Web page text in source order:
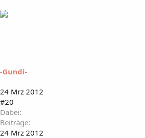
-Gundi-
24 Mrz 2012
#20
Dabei
Beiträge
24 Mrz 2012